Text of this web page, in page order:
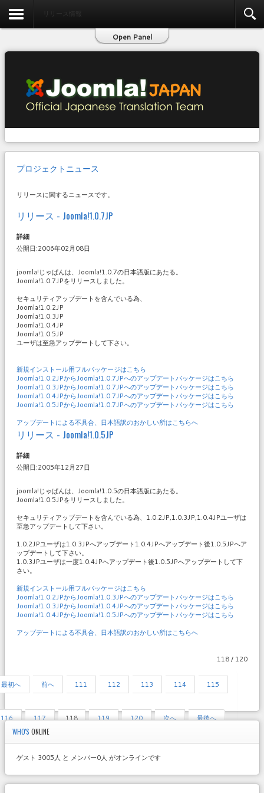
Open Panel
プロジェクトニュース
リリースに関するニュースです。
リリース - Joomla!1.0.7JP
詳細
公開日:2006年02月08日
joomla!じゃぱんは、Joomla!1.0.7の日本語版にあたる。
Joomla!1.0.7JPをリリースしました。
セキュリティアップデートを含んでいる為、
Joomla!1.0.2JP
Joomla!1.0.3JP
Joomla!1.0.4JP
Joomla!1.0.5JP
ユーザは至急アップデートして下さい。
新規インストール用フルパッケージはこちら
Joomla!1.0.2JPからJoomla!1.0.7JPへのアップデートパッケージはこちら
Joomla!1.0.3JPからJoomla!1.0.7JPへのアップデートパッケージはこちら
Joomla!1.0.4JPからJoomla!1.0.7JPへのアップデートパッケージはこちら
Joomla!1.0.5JPからJoomla!1.0.7JPへのアップデートパッケージはこちら
アップデートによる不具合、日本語訳のおかしい所はこちらへ
リリース - Joomla!1.0.5JP
詳細
公開日:2005年12月27日
joomla!じゃぱんは、Joomla!1.0.5の日本語版にあたる。
Joomla!1.0.5JPをリリースしました。
セキュリティアップデートを含んでいる為、1.0.2JP,1.0.3JP,1.0.4JPユーザは
至急アップデートして下さい。
1.0.2JPユーザは1.0.3JPへアップデート1.0.4JPへアップデート後1.0.5JPへア
ップデートして下さい。
1.0.3JPユーザは一度1.0.4JPへアップデート後1.0.5JPへアップデートして下
さい。
新規インストール用フルパッケージはこちら
Joomla!1.0.2JPからJoomla!1.0.3JPへのアップデートパッケージはこちら
Joomla!1.0.3JPからJoomla!1.0.4JPへのアップデートパッケージはこちら
Joomla!1.0.4JPからJoomla!1.0.5JPへのアップデートパッケージはこちら
アップデートによる不具合、日本語訳のおかしい所はこちらへ
118 / 120
最初へ 前へ 111 112 113 114 115
116 117 118 119 120 次へ
最後へ
WHO'S ONLINE
ゲスト 3005人 と メンバー0人 がオンラインです